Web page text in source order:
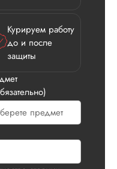
Курируем работу
до и после
защиты
Вид работы:
Диссертация
Дата:2026-05-21
У нас с другом